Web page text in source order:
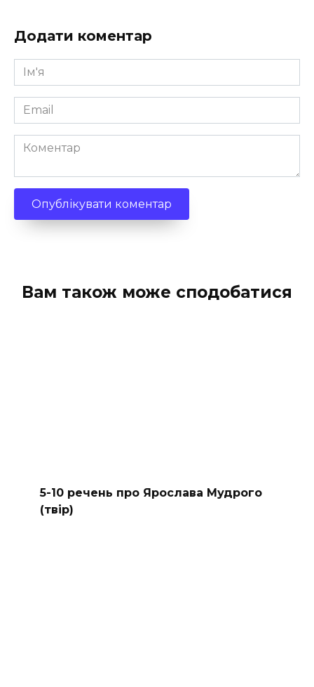
Додати коментар
Ім'я
*
Email
*
Коментар
Вам також може сподобатися
5-10 речень про Ярослава Мудрого
(твір)